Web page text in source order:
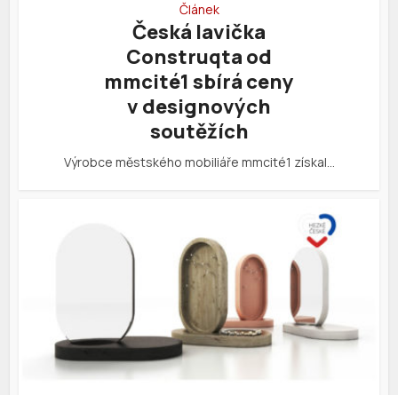
Článek
Česká lavička
Construqta od
mmcité1 sbírá ceny
v designových
soutěžích
Výrobce městského mobiliáře mmcité1 získal…